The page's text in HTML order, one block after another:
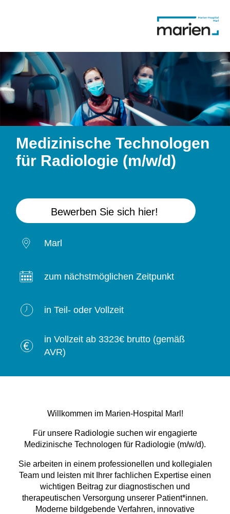
Medizinische Technologen
für Radiologie (m/w/d)
Bewerben Sie sich hier!
Marl
zum nächstmöglichen Zeitpunkt
in Teil- oder Vollzeit
in Vollzeit ab 3323€ brutto (gemäß
AVR)
Willkommen im Marien-Hospital Marl!
Für unsere Radiologie suchen wir engagierte
Medizinische Technologen für Radiologie (m/w/d).
Sie arbeiten in einem professionellen und kollegialen
Team und leisten mit Ihrer fachlichen Expertise einen
wichtigen Beitrag zur diagnostischen und
therapeutischen Versorgung unserer Patient*innen.
Moderne bildgebende Verfahren, innovative